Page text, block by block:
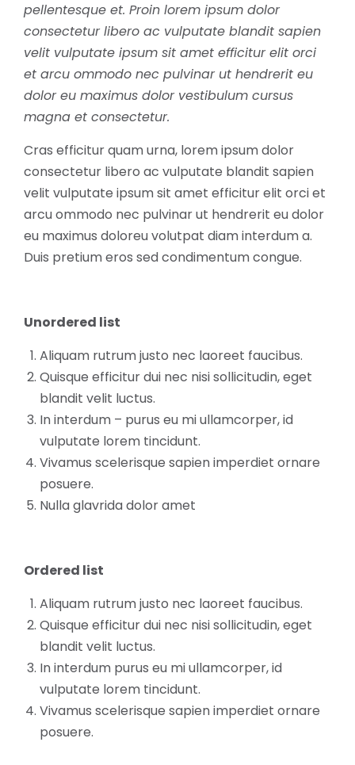
pellentesque et. Proin lorem ipsum dolor
consectetur libero ac vulputate blandit sapien
velit vulputate ipsum sit amet efficitur elit orci
et arcu ommodo nec pulvinar ut hendrerit eu
dolor eu maximus dolor vestibulum cursus
magna et consectetur.
Cras efficitur quam urna, lorem ipsum dolor
consectetur libero ac vulputate blandit sapien
velit vulputate ipsum sit amet efficitur elit orci et
arcu ommodo nec pulvinar ut hendrerit eu dolor
eu maximus doloreu volutpat diam interdum a.
Duis pretium eros sed condimentum congue.
Unordered list
Aliquam rutrum justo nec laoreet faucibus.
Quisque efficitur dui nec nisi sollicitudin, eget
blandit velit luctus.
In interdum – purus eu mi ullamcorper, id
vulputate lorem tincidunt.
Vivamus scelerisque sapien imperdiet ornare
posuere.
Nulla glavrida dolor amet
Ordered list
Aliquam rutrum justo nec laoreet faucibus.
Quisque efficitur dui nec nisi sollicitudin, eget
blandit velit luctus.
In interdum purus eu mi ullamcorper, id
vulputate lorem tincidunt.
Vivamus scelerisque sapien imperdiet ornare
posuere.